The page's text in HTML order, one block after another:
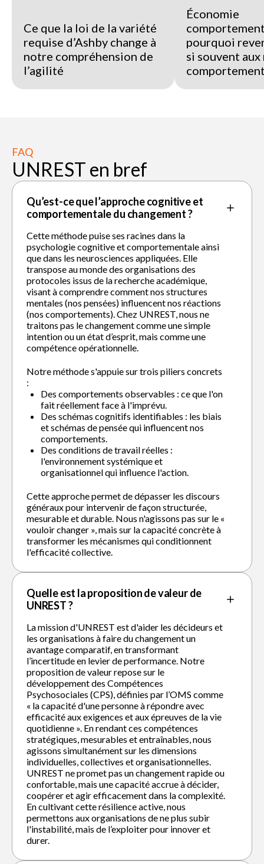
Ce que la loi de la variété
requise d’Ashby change à
notre compréhension de
l’agilité
Économie
pourquoi
si souvent aux
FAQ
UNREST en bref
Qu’est-ce que l’approche cognitive et
comportementale du changement ?
Cette méthode puise ses racines dans la
psychologie cognitive et comportementale ainsi
que dans les neurosciences appliquées. Elle
transpose au monde des organisations des
protocoles issus de la recherche académique,
visant à comprendre comment nos structures
mentales (nos pensées) influencent nos réactions
(nos comportements). Chez UNREST, nous ne
traitons pas le changement comme une simple
intention ou un état d’esprit, mais comme une
compétence opérationnelle.
Notre méthode s'appuie sur trois piliers concrets
:
Des comportements observables : ce que l'on
fait réellement face à l'imprévu.
Des schémas cognitifs identifiables : les biais
et schémas de pensée qui influencent nos
comportements.
Des conditions de travail réelles :
l'environnement systémique et
organisationnel qui influence l'action.
Cette approche permet de dépasser les discours
généraux pour intervenir de façon structurée,
mesurable et durable. Nous n'agissons pas sur le «
vouloir changer », mais sur la capacité concrète à
transformer les mécanismes qui conditionnent
l'efficacité collective.
Quelle est la proposition de valeur de
UNREST ?
La mission d'UNREST est d'aider les décideurs et
les organisations à faire du changement un
avantage comparatif, en transformant
l’incertitude en levier de performance. Notre
proposition de valeur repose sur le
développement des Compétences
Psychosociales (CPS), définies par l’OMS comme
« la capacité d'une personne à répondre avec
efficacité aux exigences et aux épreuves de la vie
quotidienne ». En rendant ces compétences
stratégiques, mesurables et entraînables, nous
agissons simultanément sur les dimensions
individuelles, collectives et organisationnelles.
UNREST ne promet pas un changement rapide ou
confortable, mais une capacité accrue à décider,
coopérer et agir efficacement dans la complexité.
En cultivant cette résilience active, nous
permettons aux organisations de ne plus subir
l'instabilité, mais de l’exploiter pour innover et
durer.